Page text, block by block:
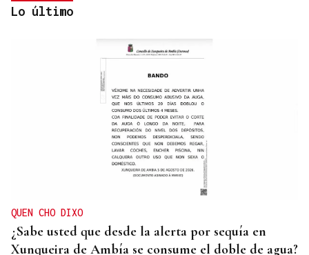
INCUMPLIMIENTO LEGAL
Turismo veta la “Ruta del Narcotráfico” de
Laureano Oubiña por no cumplir con la Ley de
Lo último
QUEN CHO DIXO
¿Sabe usted que desde la alerta por sequía en
Xunqueira de Ambía se consume el doble de agua?